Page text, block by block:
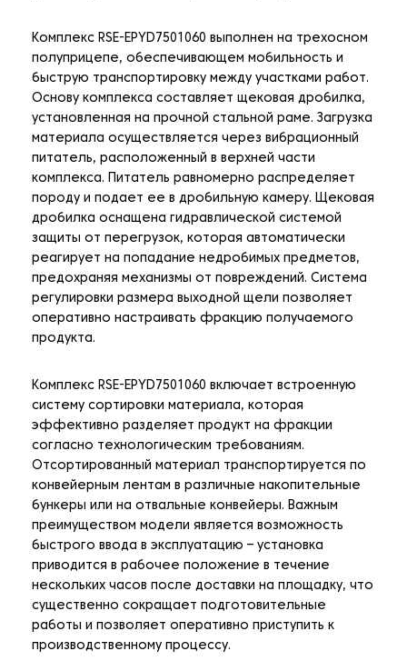
Комплекс RSE-EPYD7501060 выполнен на трехосном
полуприцепе, обеспечивающем мобильность и
быструю транспортировку между участками работ.
Основу комплекса составляет щековая дробилка,
установленная на прочной стальной раме. Загрузка
материала осуществляется через вибрационный
питатель, расположенный в верхней части
комплекса. Питатель равномерно распределяет
породу и подает ее в дробильную камеру. Щековая
дробилка оснащена гидравлической системой
защиты от перегрузок, которая автоматически
реагирует на попадание недробимых предметов,
предохраняя механизмы от повреждений. Система
регулировки размера выходной щели позволяет
оперативно настраивать фракцию получаемого
продукта.
Комплекс RSE-EPYD7501060 включает встроенную
систему сортировки материала, которая
эффективно разделяет продукт на фракции
согласно технологическим требованиям.
Отсортированный материал транспортируется по
конвейерным лентам в различные накопительные
бункеры или на отвальные конвейеры. Важным
преимуществом модели является возможность
быстрого ввода в эксплуатацию – установка
приводится в рабочее положение в течение
нескольких часов после доставки на площадку, что
существенно сокращает подготовительные
работы и позволяет оперативно приступить к
производственному процессу.